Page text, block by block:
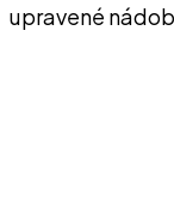
upravené